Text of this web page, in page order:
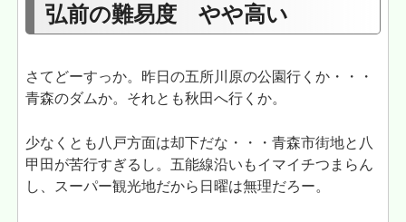
弘前の難易度 やや高い
さてどーすっか。昨日の五所川原の公園行くか・・・
青森のダムか。それとも秋田へ行くか。
少なくとも八戸方面は却下だな・・・青森市街地と八
甲田が苦行すぎるし。五能線沿いもイマイチつまらん
し、スーパー観光地だから日曜は無理だろー。